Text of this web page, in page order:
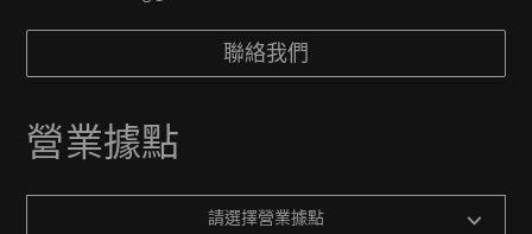
聯絡我們
營業據點
請選擇營業據點